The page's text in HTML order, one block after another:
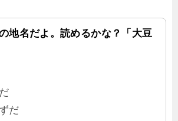
近くで海辺にある地
地名だよ。読めるかな？「大豆
だ